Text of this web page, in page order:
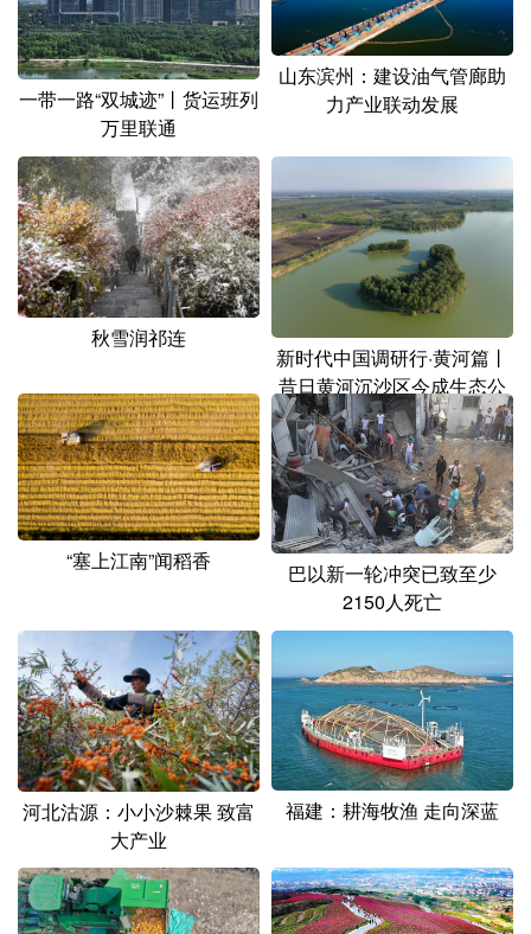
陕西 甘肃 青海 宁夏
新疆 内蒙古 黑龙江
多语种频道
English Español Français عربى
Русский язык 日本語 한국어
Deutsch Português
一带一路“双城迹”丨货运班列
万里联通
山东滨州：建设油气管廊助
力产业联动发展
秋雪润祁连
新时代中国调研行·黄河篇丨
昔日黄河沉沙区今成生态公
园
“塞上江南”闻稻香
巴以新一轮冲突已致至少
2150人死亡
河北沽源：小小沙棘果 致富
大产业
福建：耕海牧渔 走向深蓝